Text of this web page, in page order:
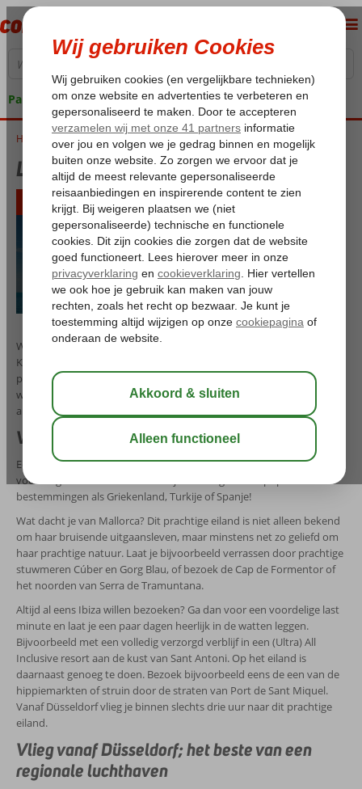
Pakketgarantie
Home Last minute vanaf Düsseldorf Airport
Last minute vanaf Düsseldorf Airport
Woon je vlak aan de Duitse grens en wil je er spontaan even op uit?
Kies dan voor een last minute vanaf Düsseldorf! Vertrek voor een
paar dagen heerlijk naar de zon en leg je zelf even helemaal in de
watten. Woon je in de buurt van Eindhoven? Dan ben je binnen een
anderhalf uur op Düsseldorf Airport.
Voordelig aanbod vanaf Düsseldorf
Een last minute vakantie is niet alleen leuk, het is ook nog eens
voordelig! Geniet van aantrekkelijke kortingen naar populaire
bestemmingen als Griekenland, Turkije of Spanje!
Wat dacht je van Mallorca? Dit prachtige eiland is niet alleen bekend
om haar bruisende uitgaansleven, maar minstens net zo geliefd om
haar prachtige natuur. Laat je bijvoorbeeld verrassen door prachtige
stuwmeren Cúber en Gorg Blau, of bezoek de Cap de Formentor of
het noorden van Serra de Tramuntana.
Altijd al eens Ibiza willen bezoeken? Ga dan voor een voordelige last
minute en laat je een paar dagen heerlijk in de watten leggen.
Bijvoorbeeld met een volledig verzorgd verblijf in een (Ultra) All
Inclusive resort aan de kust van Sant Antoni. Op het eiland is
daarnaast genoeg te doen. Bezoek bijvoorbeeld eens de een van de
hippiemarkten of struin door de straten van Port de Sant Miquel.
Vanaf Düsseldorf vlieg je binnen slechts drie uur naar dit prachtige
eiland.
Vlieg vanaf Düsseldorf; het beste van een
regionale luchthaven